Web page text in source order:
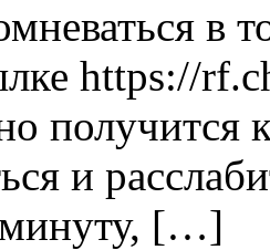
в
https://
получится
и
[…]